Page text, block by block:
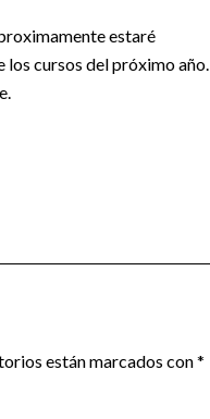
estaré
los cursos del próximo año.
están marcados con*